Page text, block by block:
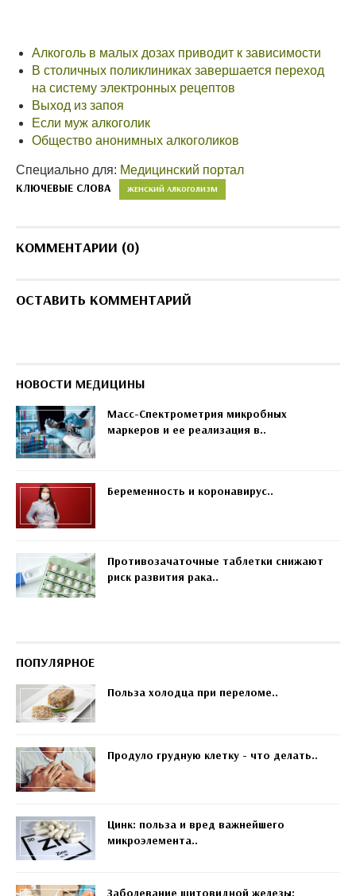
Алкоголь в малых дозах приводит к зависимости
В столичных поликлиниках завершается переход
на систему электронных рецептов
Выход из запоя
Если муж алкоголик
Общество анонимных алкоголиков
Специально для: Медицинский портал
КЛЮЧЕВЫЕ СЛОВА ЖЕНСКИЙ АЛКОГОЛИЗМ
КОММЕНТАРИИ (0)
ОСТАВИТЬ КОММЕНТАРИЙ
НОВОСТИ МЕДИЦИНЫ
Масс-Спектрометрия микробных
маркеров и ее реализация в..
Беременность и коронавирус..
Противозачаточные таблетки снижают
риск развития рака..
ПОПУЛЯРНОЕ
Польза холодца при переломе..
Продуло грудную клетку - что делать..
Цинк: польза и вред важнейшего
микроэлемента..
Заболевание щитовидной железы: